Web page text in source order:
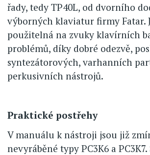
řady, tedy TP40L, od dvorního
výborných klaviatur firmy Fatar.
použitelná na zvuky klavírních
problémů, díky dobré odezvě,
syntezátorových, varhanních
perkusivních nástrojů.
Praktické postřehy
V manuálu k nástroji jsou již
nevyráběné typy PC3K6 a PC3K7.